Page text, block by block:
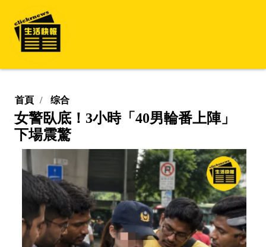
首頁 综合
女警臥底！3小時「40男輪番上陣」
下場震驚